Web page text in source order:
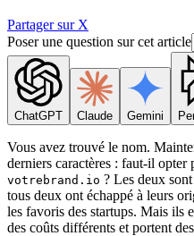
Partager sur X
Poser une question sur cet article
ChatGPT Claude Gemini
Vous avez trouvé le nom.
derniers caractères : faut-il opter
votrebrand.io ? Les deux
tous deux ont échappé à leurs
les favoris des startups. Mais ils
des coûts différents et portent